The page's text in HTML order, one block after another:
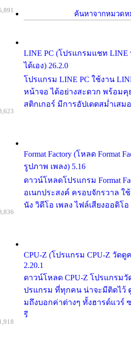
ค้นหาจากหมวดห
LINE PC (โปรแกรมแชท
ได้เอง) 26.2.0
โปรแกรม LINE PC ใช้งาน
หน้าจอ ได้อย่างสะดวก พร้อมคุ
สติกเกอร์ มีการอัปเดตสม่ำเสมอ
Format Factory (โหลด Format
รูปภาพ เพลง) 5.16
ดาวน์โหลดโปรแกรม Format
อเนกประสงค์ ครอบจักรวาล ใ
นัง วิดีโอ เพลง ไฟล์เสียงออดิโอ
CPU-Z (โปรแกรม CPU-Z วัดดู
2.20.1
ดาวน์โหลด CPU-Z โปรแกรมวั
ปรแกรม ที่ทุกคน น่าจะมีติดไว้
มถึงบอกค่าต่างๆ ทั้งฮารด์แวร์
รี